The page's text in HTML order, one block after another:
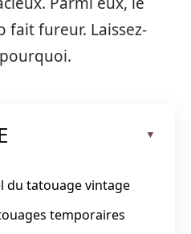
fait fureur. Laissez-
du tatouage vintage
temporaires